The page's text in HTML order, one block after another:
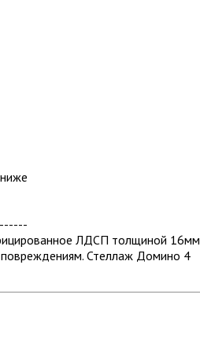
ЛДСП толщиной 16мм,
повреждениям. Стеллаж Домино 4